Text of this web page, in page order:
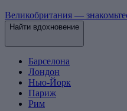
Великобритания —
Найти вдохновение
Барселона
Лондон
Нью-Йорк
Париж
Рим